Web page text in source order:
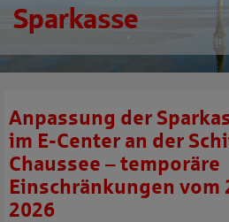
Sparkasse
Anpassung der
im E-Center an der
Chaussee – temporäre
Einschränkungen vom
2026